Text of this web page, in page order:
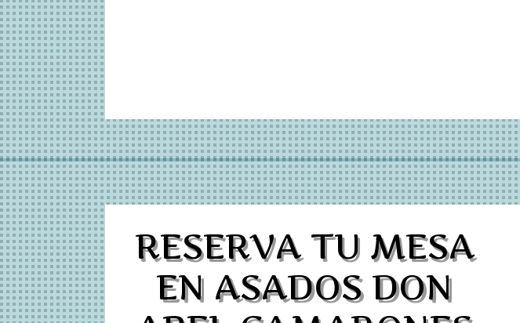
RESERVA TU MESA
EN ASADOS DON